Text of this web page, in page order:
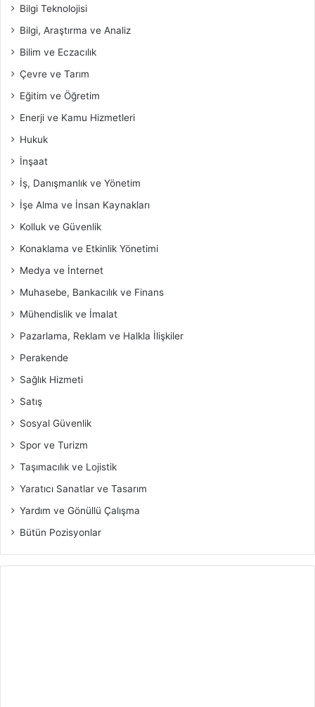
Bilgi Teknolojisi
Bilgi, Araştırma ve Analiz
Bilim ve Eczacılık
Çevre ve Tarım
Eğitim ve Öğretim
Enerji ve Kamu Hizmetleri
Hukuk
İnşaat
İş, Danışmanlık ve Yönetim
İşe Alma ve İnsan Kaynakları
Kolluk ve Güvenlik
Konaklama ve Etkinlik Yönetimi
Medya ve İnternet
Muhasebe, Bankacılık ve Finans
Mühendislik ve İmalat
Pazarlama, Reklam ve Halkla İlişkiler
Perakende
Sağlık Hizmeti
Satış
Sosyal Güvenlik
Spor ve Turizm
Taşımacılık ve Lojistik
Yaratıcı Sanatlar ve Tasarım
Yardım ve Gönüllü Çalışma
Bütün Pozisyonlar